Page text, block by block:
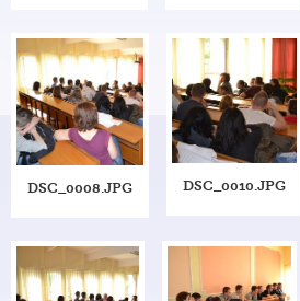
DSC_0008.JPG DSC_0010.JPG